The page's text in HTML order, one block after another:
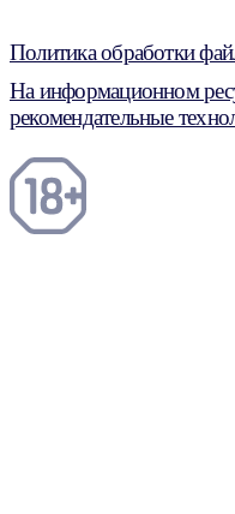
Политика обработки
На информационном
рекомендательные